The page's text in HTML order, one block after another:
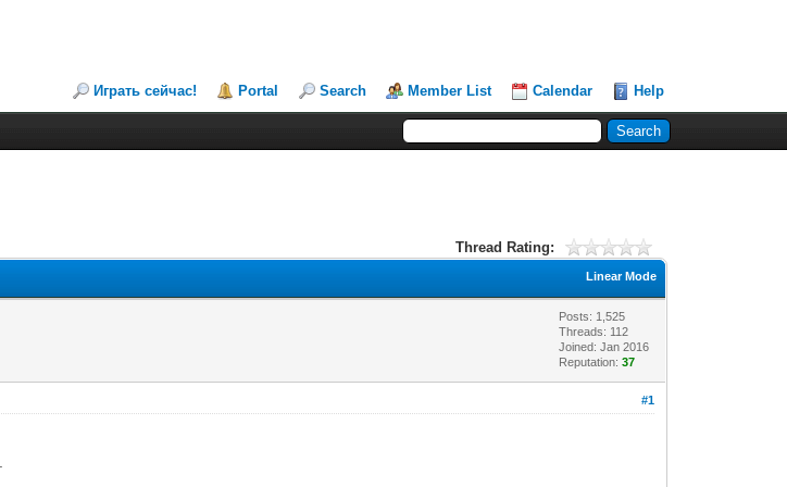
Играть сейчас! Portal Search Member List Calendar Help
Thread Rating:
Linear Mode
Posts: 1,525
Threads: 112
Joined: Jan 2016
Reputation:37
#1